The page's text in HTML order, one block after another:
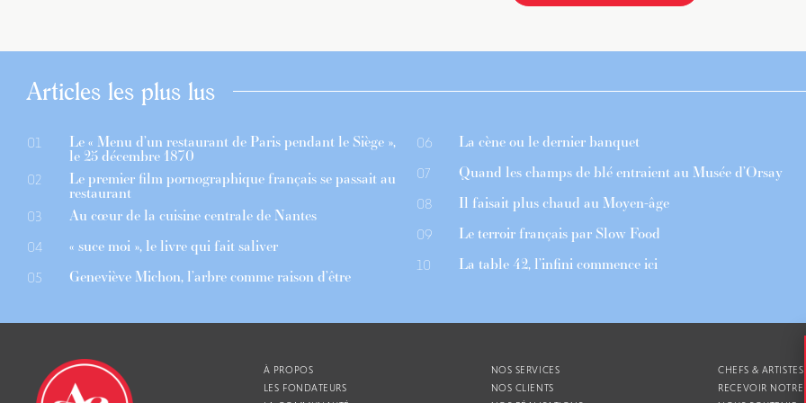
Articles les plus lus
01 Le « Menu d’un restaurant de Paris pendant le Siège »,
le 25 décembre 1870
02 Le premier film pornographique français se passait au
restaurant
03 Au cœur de la cuisine centrale de Nantes
04 « suce moi », le livre qui fait saliver
05 Geneviève Michon, l’arbre comme raison d’être
06 La cène ou le dernier banquet
07 Quand les champs de blé entraient au Musée d’Orsay
08 Il faisait plus chaud au Moyen-âge
09 Le terroir français par Slow Food
10 La table 42, l’infini commence ici
À PROPOS
LES FONDATEURS
NOS SERVICES
NOS CLIENTS
CHEFS & ARTISTES
RECEVOIR NOTRE